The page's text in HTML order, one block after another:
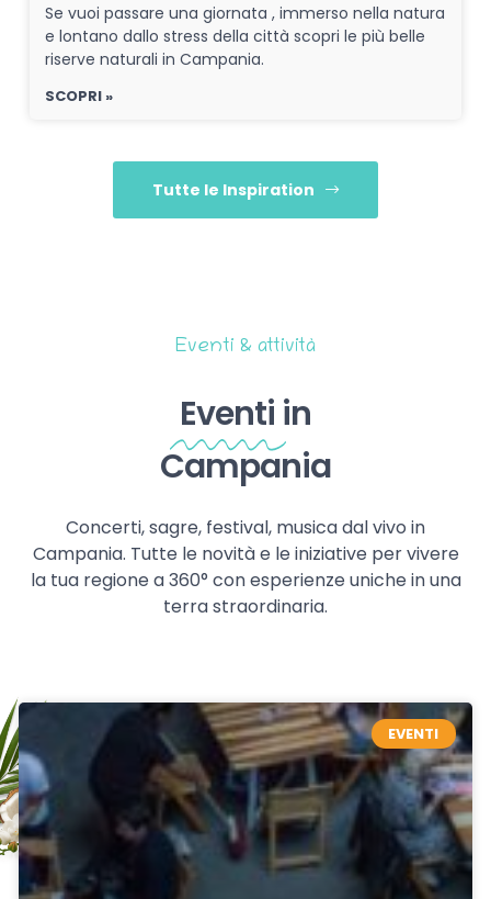
Se vuoi passare una giornata , immerso nella natura
e lontano dallo stress della città scopri le più belle
riserve naturali in Campania.
SCOPRI »
Tutte le Inspiration
Eventi & attività
Eventi in
Campania
Concerti, sagre, festival, musica dal vivo in
Campania. Tutte le novità e le iniziative per vivere
la tua regione a 360° con esperienze uniche in una
terra straordinaria.
EVENTI